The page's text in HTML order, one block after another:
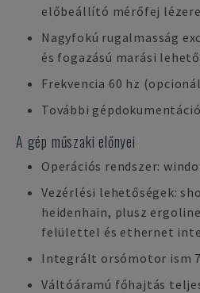
előbeállító mérőfej
Nagyfokú rugalmasság
és fogazású marási
Frekvencia 60 hz
További
A gép műszaki előnyei
Operációs rendszer:
Vezérlési lehetőségek:
heidenhain, plusz
felülettel és ethernet
Integrált orsómotor ism
Váltóáramú főhajtás